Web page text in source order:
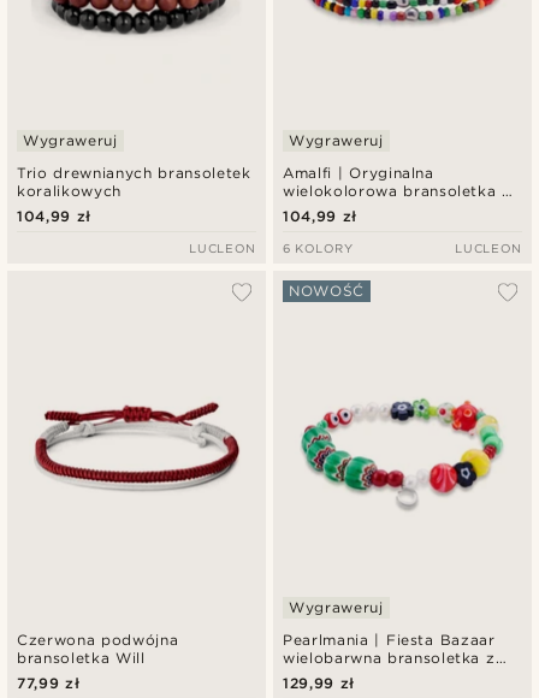
Trio drewnianych bransoletek
koralikowych
Wygraweruj
104,99 zł
LUCLEON
Amalfi | Oryginalna
wielokolorowa bransoletka ze
szklanych koralików
Wygraweruj
104,99 zł
6 KOLORY LUCLEON
Czerwona podwójna
bransoletka Will
77,99 zł
Pearlmania | Fiesta Bazaar
wielobarwna bransoletka z
szklanych koralików
NOWOŚĆ
Wygraweruj
129,99 zł